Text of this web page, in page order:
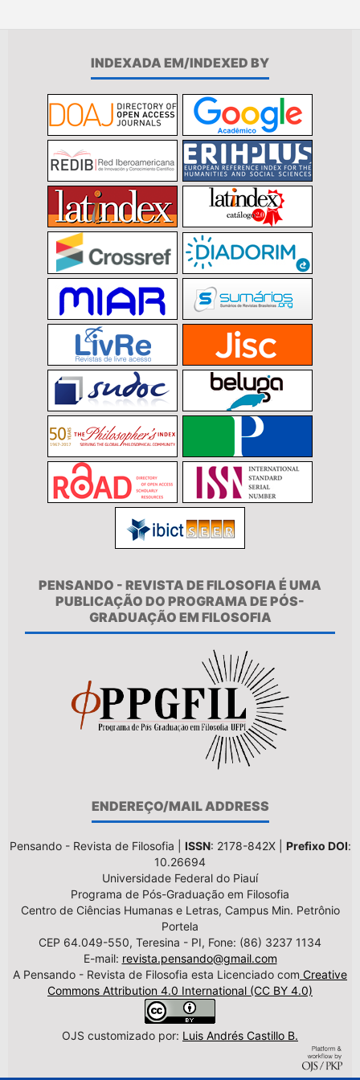
INDEXADA EM/INDEXED BY
PENSANDO - REVISTA DE FILOSOFIA É UMA
PUBLICAÇÃO DO PROGRAMA DE PÓS-
GRADUAÇÃO EM FILOSOFIA
ENDEREÇO/MAIL ADDRESS
Pensando - Revista de Filosofia | ISSN: 2178-842X | Prefixo DOI:
10.26694
Universidade Federal do Piauí
Programa de Pós-Graduação em Filosofia
Centro de Ciências Humanas e Letras, Campus Min. Petrônio
Portela
CEP 64.049-550, Teresina - PI, Fone: (86) 3237 1134
E-mail: revista.pensando@gmail.com
A Pensando - Revista de Filosofia esta Licenciado com Creative
Commons Attribution 4.0 International (CC BY 4.0)
OJS customizado por: Luis Andrés Castillo B.